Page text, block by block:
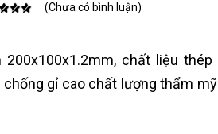
(Chưa có bình luận)
chất liệu thép
chống gỉ cao chất lượng thẩm